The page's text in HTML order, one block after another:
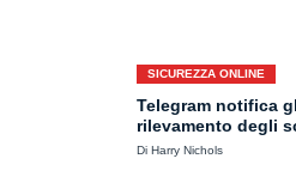
SICUREZZA ONLINE
Telegram notifica
rilevamento degli
Di Harry Nichols